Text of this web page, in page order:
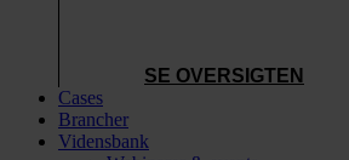
SE OVERSIGTEN
Cases
Brancher
Vidensbank